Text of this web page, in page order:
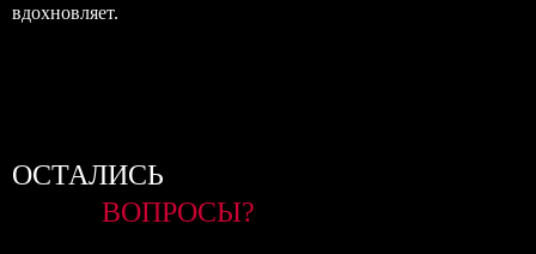
вдохновляет.
ОСТАЛИСЬ
ВОПРОСЫ?